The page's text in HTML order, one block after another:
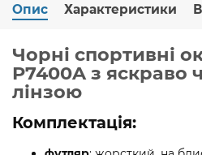
Опис Характеристики
Чорні спортивні
P7400A з яскраво
лінзою
Комплектація: